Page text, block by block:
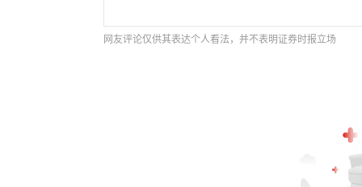
网友评论仅供其表达个人看法，并不表明证券时报立场